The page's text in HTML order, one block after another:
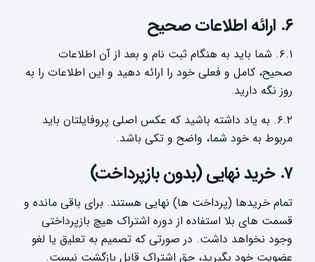
۶. ارائه اطلاعات صحیح
۶.۱. شما باید به هنگام ثبت نام و بعد از آن اطلاعات
صحیح، کامل و فعلی خود را ارائه دهید و این اطلاعات را به
روز نگه دارید.
۶.۲. به یاد داشته باشید که عکس اصلی پروفایلتان باید
مربوط به خود شما، واضح و تکی باشد.
۷. خرید نهایی (بدون بازپرداخت)
تمام خریدها (پرداخت ها) نهایی هستند. برای باقی مانده و
قسمت های بلا استفاده از دوره اشتراک هیچ بازپرداختی
وجود نخواهد داشت. در صورتی که تصمیم به تعلیق یا لغو
عضویت خود بگیرید،‌ حق اشتراک قابل بازگشت نیست.